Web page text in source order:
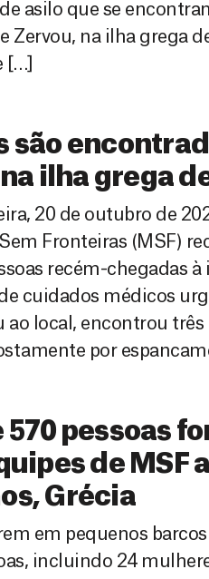
asilo que se
Zervou, na ilha grega
[…]
são
ilha grega
20 de outubro de
Fronteiras (MSF)
recém-chegadas à
cuidados médicos
ao local, encontrou
por
570 pessoas
de MSF
Grécia
em pequenos
incluindo 24